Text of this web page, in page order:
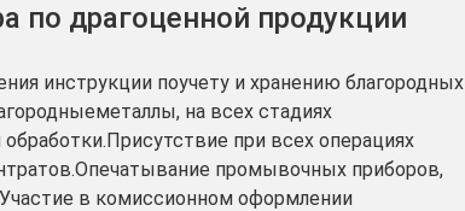
по драгоценной продукции
инструкции поучету и хранению благородных
на всех стадиях
обработки.Присутствие при всех операциях
промывочных приборов,
в комиссионном оформлении